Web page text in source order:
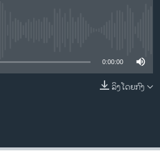
0:00:00
ລິງໂດຍກົງ